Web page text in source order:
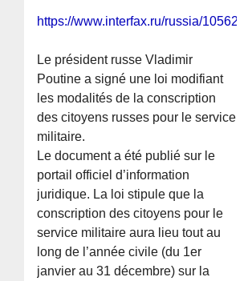
https://www.interfax.ru/russia/1056291
Le président russe Vladimir
Poutine a signé une loi modifiant
les modalités de la conscription
des citoyens russes pour le service
militaire.
Le document a été publié sur le
portail officiel d’information
juridique. La loi stipule que la
conscription des citoyens pour le
service militaire aura lieu tout au
long de l’année civile (du 1er
janvier au 31 décembre) sur la